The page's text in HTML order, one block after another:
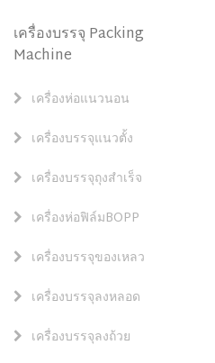
เครื่องบรรจุ Packing
Machine
เครื่องห่อแนวนอน
เครื่องบรรจุแนวตั้ง
เครื่องบรรจุถุงสำเร็จ
เครื่องห่อฟิล์มBOPP
เครื่องบรรจุของเหลว
เครื่องบรรจุลงหลอด
เครื่องบรรจุลงถ้วย